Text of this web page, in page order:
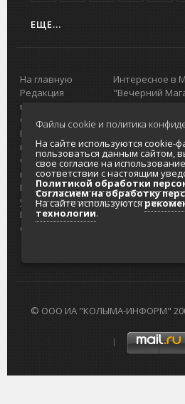
ЕЩЕ...
На главную
Редакция
портала
О проекте
Реклама на
портале
Отзывы и
предложения
Интернет-
услуги
Разработка
сайтов
Интересное в
"Вечерний
Городская
Реклама
Главный
Колымы
Политика в
персональных
Согласие на
данных
© ООО ИА "КОЛЫМА-ИНФОРМ"
Файлы cookie и политика
На сайте используются cookie-
пользоваться данным сайтом,
свое согласие на
соответствии с настоящим
Политикой обработки
Согласием на обработку
На сайте используются
технологии.